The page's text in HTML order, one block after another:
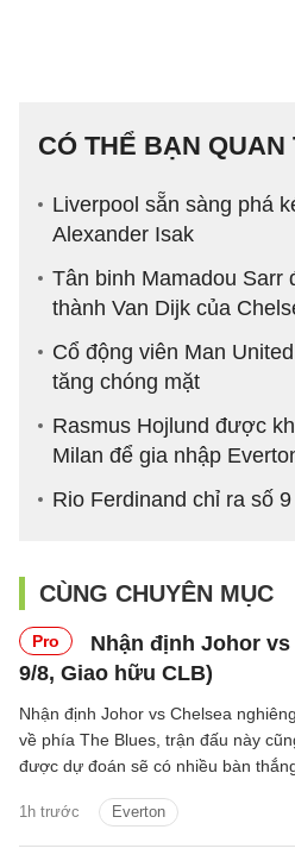
CÓ THỂ BẠN QUAN
Liverpool sẵn sàng phá
Alexander Isak
Tân binh Mamadou Sarr
thành Van Dijk của
Cổ động viên Man
tăng chóng mặt
Rasmus Hojlund được
Milan để gia nhập
Rio Ferdinand chỉ ra số
CÙNG CHUYÊN MỤC
Pro
Nhận định Johor vs
9/8, Giao hữu CLB)
1h trước Everton
Nhận định Johor vs Chelsea
về phía The Blues, trận đấu này
được dự đoán sẽ có nhiều bàn